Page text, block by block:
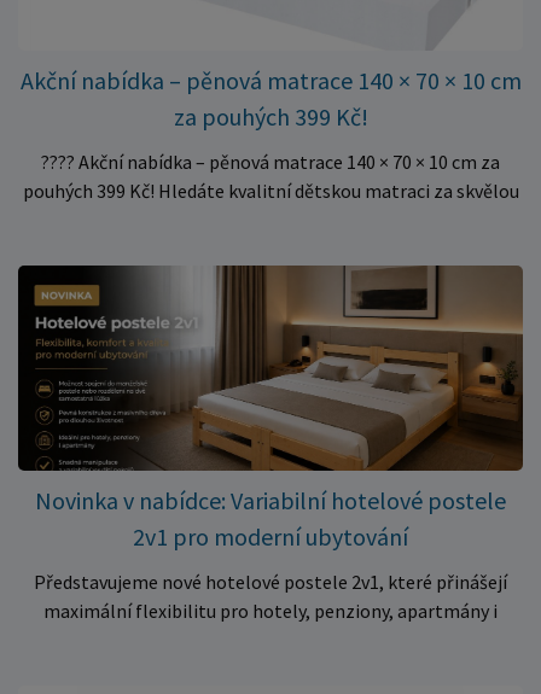
Akční nabídka – pěnová matrace 140 × 70 × 10 cm
za pouhých 399 Kč!
???? Akční nabídka – pěnová matrace 140 × 70 × 10 cm za
pouhých 399 Kč! Hledáte kvalitní dětskou matraci za skvělou
✅ Pohodlné pěnové jádro pro komfortní spánek dítěte ✅
Skvělá volba do dětských postýlek ✅ Výjimečně výhodná cena
– jen 399 Kč Využijte této mimořádné nabídky a pořiďte
kvalitní matraci za cenu, která patří k nejvýhodnějším na
trhu. Akce platí pouze do vyprodání zásob. Nakupujte chytře a
ušetřete!
Novinka v nabídce: Variabilní hotelové postele
2v1 pro moderní ubytování
Představujeme nové hotelové postele 2v1, které přinášejí
maximální flexibilitu pro hotely, penziony, apartmány i